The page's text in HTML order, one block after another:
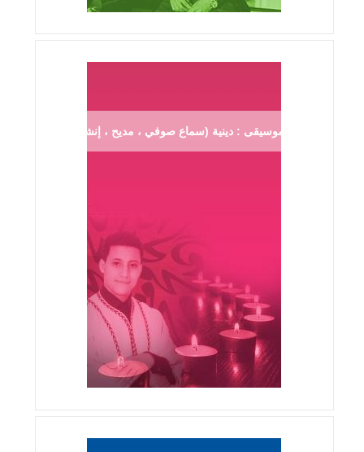
موسيقى : دينية (سماع صوفي ، مديح ، إنشاد ...)